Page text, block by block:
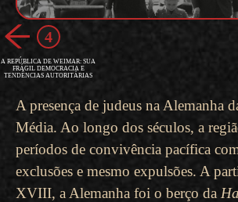
4
A REPÚBLICA DE WEIMAR: SUA
FRÁGIL DEMOCRACIA E
TENDÊNCIAS AUTORITÁRIAS
A presença de judeus na Alemanha
Média. Ao longo dos séculos, a
períodos de convivência pacífica
exclusões e mesmo expulsões. A
XVIII, a Alemanha foi o berço da